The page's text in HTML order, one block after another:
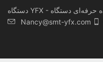
Nancy@smt-yfx.com